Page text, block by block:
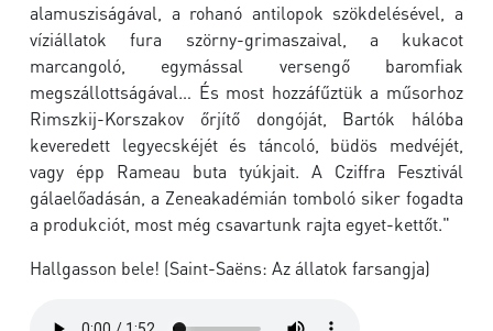
alamusziságával, a rohanó antilopok szökdelésével, a
víziállatok fura szörny-grimaszaival, a kukacot
marcangoló, egymással versengő baromfiak
megszállottságával… És most hozzáfűztük a műsorhoz
Rimszkij-Korszakov őrjítő dongóját, Bartók hálóba
keveredett legyecskéjét és táncoló, büdös medvéjét,
vagy épp Rameau buta tyúkjait. A Cziffra Fesztivál
gálaelőadásán, a Zeneakadémián tomboló siker fogadta
a produkciót, most még csavartunk rajta egyet-kettőt."
Hallgasson bele! (Saint-Saëns: Az állatok farsangja)